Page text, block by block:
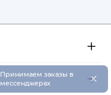
Принимаем заказы в
мессенджерах
×